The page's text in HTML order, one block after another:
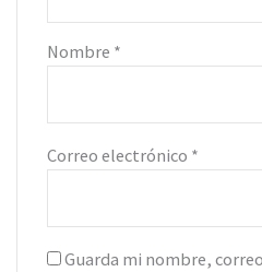
Nombre *
Correo electrónico *
Guarda mi nombre,